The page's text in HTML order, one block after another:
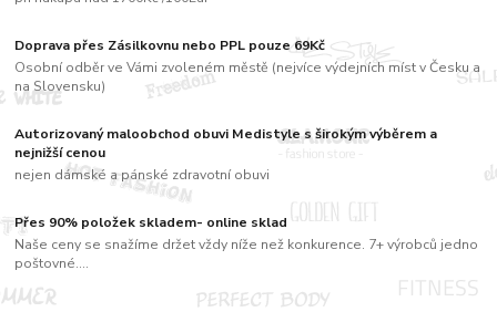
Doprava přes Zásilkovnu nebo PPL pouze 69Kč
Osobní odběr ve Vámi zvoleném městě (nejvíce výdejních míst v Česku a
na Slovensku)
Autorizovaný maloobchod obuvi Medistyle s širokým výběrem a
nejnižší cenou
nejen dámské a pánské zdravotní obuvi
Přes 90% položek skladem- online sklad
Naše ceny se snažíme držet vždy níže než konkurence. 7+ výrobců jedno
poštovné....